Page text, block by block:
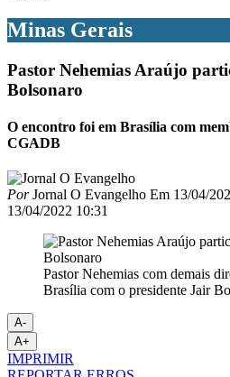
Minas Gerais
Pastor Nehemias Araújo
Bolsonaro
O encontro foi em Brasília com
CGADB
PorJornal O Evangelho Em 13/04/
13/04/2022 10:31
Pastor Nehemias com demais
Brasília com o presidente Jair
A-
A+
IMPRIMIR